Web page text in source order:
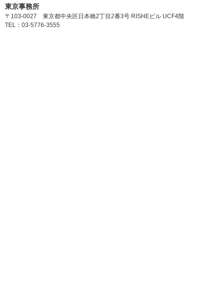
東京事務所
〒103-0027 東京都中央区日本橋2丁目2番3号 RISHEビル UCF4階
TEL：03-5776-3555